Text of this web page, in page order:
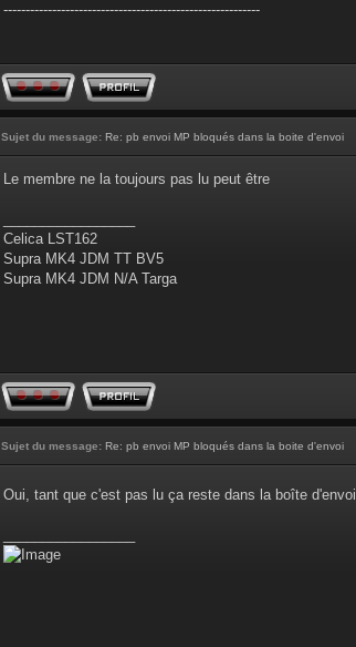
----------------------------------------------------------
Sujet du message: Re: pb envoi MP bloqués dans la boite d'envoi
Le membre ne la toujours pas lu peut être
Celica LST162
Supra MK4 JDM TT BV5
Supra MK4 JDM N/A Targa
Sujet du message: Re: pb envoi MP bloqués dans la boite d'envoi
Oui, tant que c'est pas lu ça reste dans la boîte d'envoi